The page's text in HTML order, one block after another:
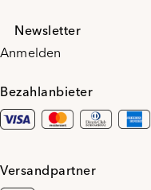
Newsletter
Anmelden
Bezahlanbieter
Versandpartner